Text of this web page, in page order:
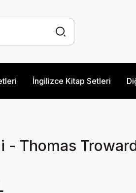
İngilizce Kitap Setleri
- Thomas